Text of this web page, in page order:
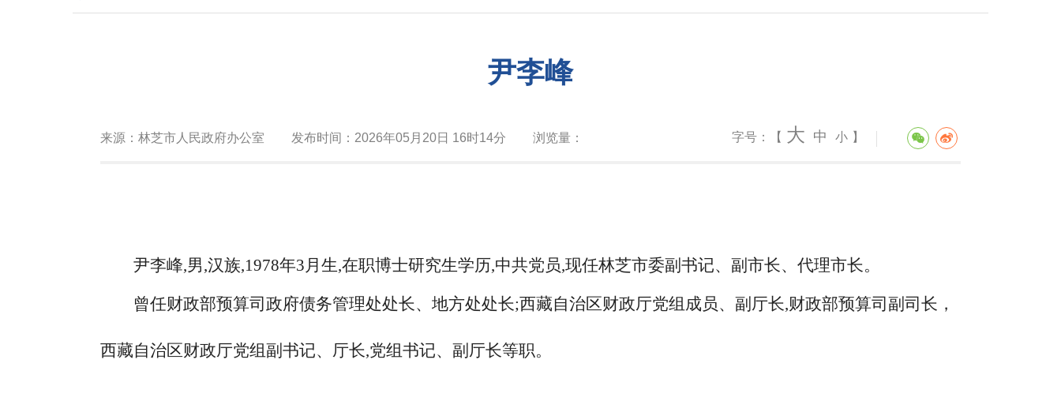
尹李峰
来源： 林芝市人民政府办公室 发布时间： 2026年05月20日 16时14分 浏览量： 字号：【 大 中 小 】
尹李峰,男,汉族,1978年3月生,在职博士研究生学历,中共党员,现任林芝市委副书记、副市长、代理市长。
曾任财政部预算司政府债务管理处处长、地方处处长;西藏自治区财政厅党组成员、副厅长,财政部预算司副司长，
西藏自治区财政厅党组副书记、厅长,党组书记、副厅长等职。